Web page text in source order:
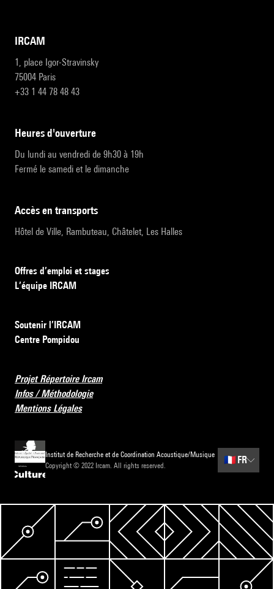
IRCAM
1, place Igor-Stravinsky
75004 Paris
+33 1 44 78 48 43
heures d'ouverture
Du lundi au vendredi de 9h30 à 19h
Fermé le samedi et le dimanche
accès en transports
Hôtel de Ville, Rambuteau, Châtelet, Les Halles
Offres d’emploi et stages
L’équipe IRCAM
Soutenir l’IRCAM
Centre Pompidou
Projet Répertoire Ircam
Infos / Méthodologie
Mentions Légales
Institut de Recherche et de Coordination Acoustique/Musique
Copyright © 2022 Ircam. All rights reserved.
🇫🇷 FR